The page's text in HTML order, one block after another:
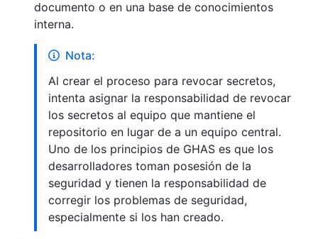
documento o en una base de conocimientos
interna.
Nota:
Al crear el proceso para revocar secretos,
intenta asignar la responsabilidad de revocar
los secretos al equipo que mantiene el
repositorio en lugar de a un equipo central.
Uno de los principios de GHAS es que los
desarrolladores toman posesión de la
seguridad y tienen la responsabilidad de
corregir los problemas de seguridad,
especialmente si los han creado.